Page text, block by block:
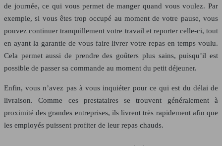
de journée, ce qui vous permet de manger quand vous voulez. Par
exemple, si vous êtes trop occupé au moment de votre pause, vous
pouvez continuer tranquillement votre travail et reporter celle-ci, tout
en ayant la garantie de vous faire livrer votre repas en temps voulu.
Cela permet aussi de prendre des goûters plus sains, puisqu’il est
possible de passer sa commande au moment du petit déjeuner.
Enfin, vous n’avez pas à vous inquiéter pour ce qui est du délai de
livraison. Comme ces prestataires se trouvent généralement à
proximité des grandes entreprises, ils livrent très rapidement afin que
les employés puissent profiter de leur repas chauds.